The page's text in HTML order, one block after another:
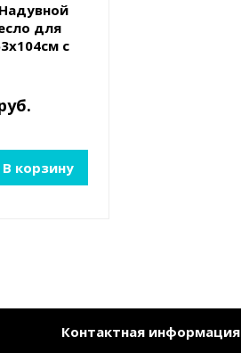
для
с
В корзину
Контактная информация